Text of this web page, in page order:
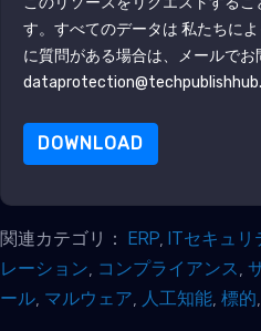
す。すべてのデータは 私たちに
に質問がある場合は、メールで
DOWNLOAD
関連カテゴリ：ERP,ITセキュリ
レーション, コンプライアンス,
ール, マルウェア, 人工知能,標的